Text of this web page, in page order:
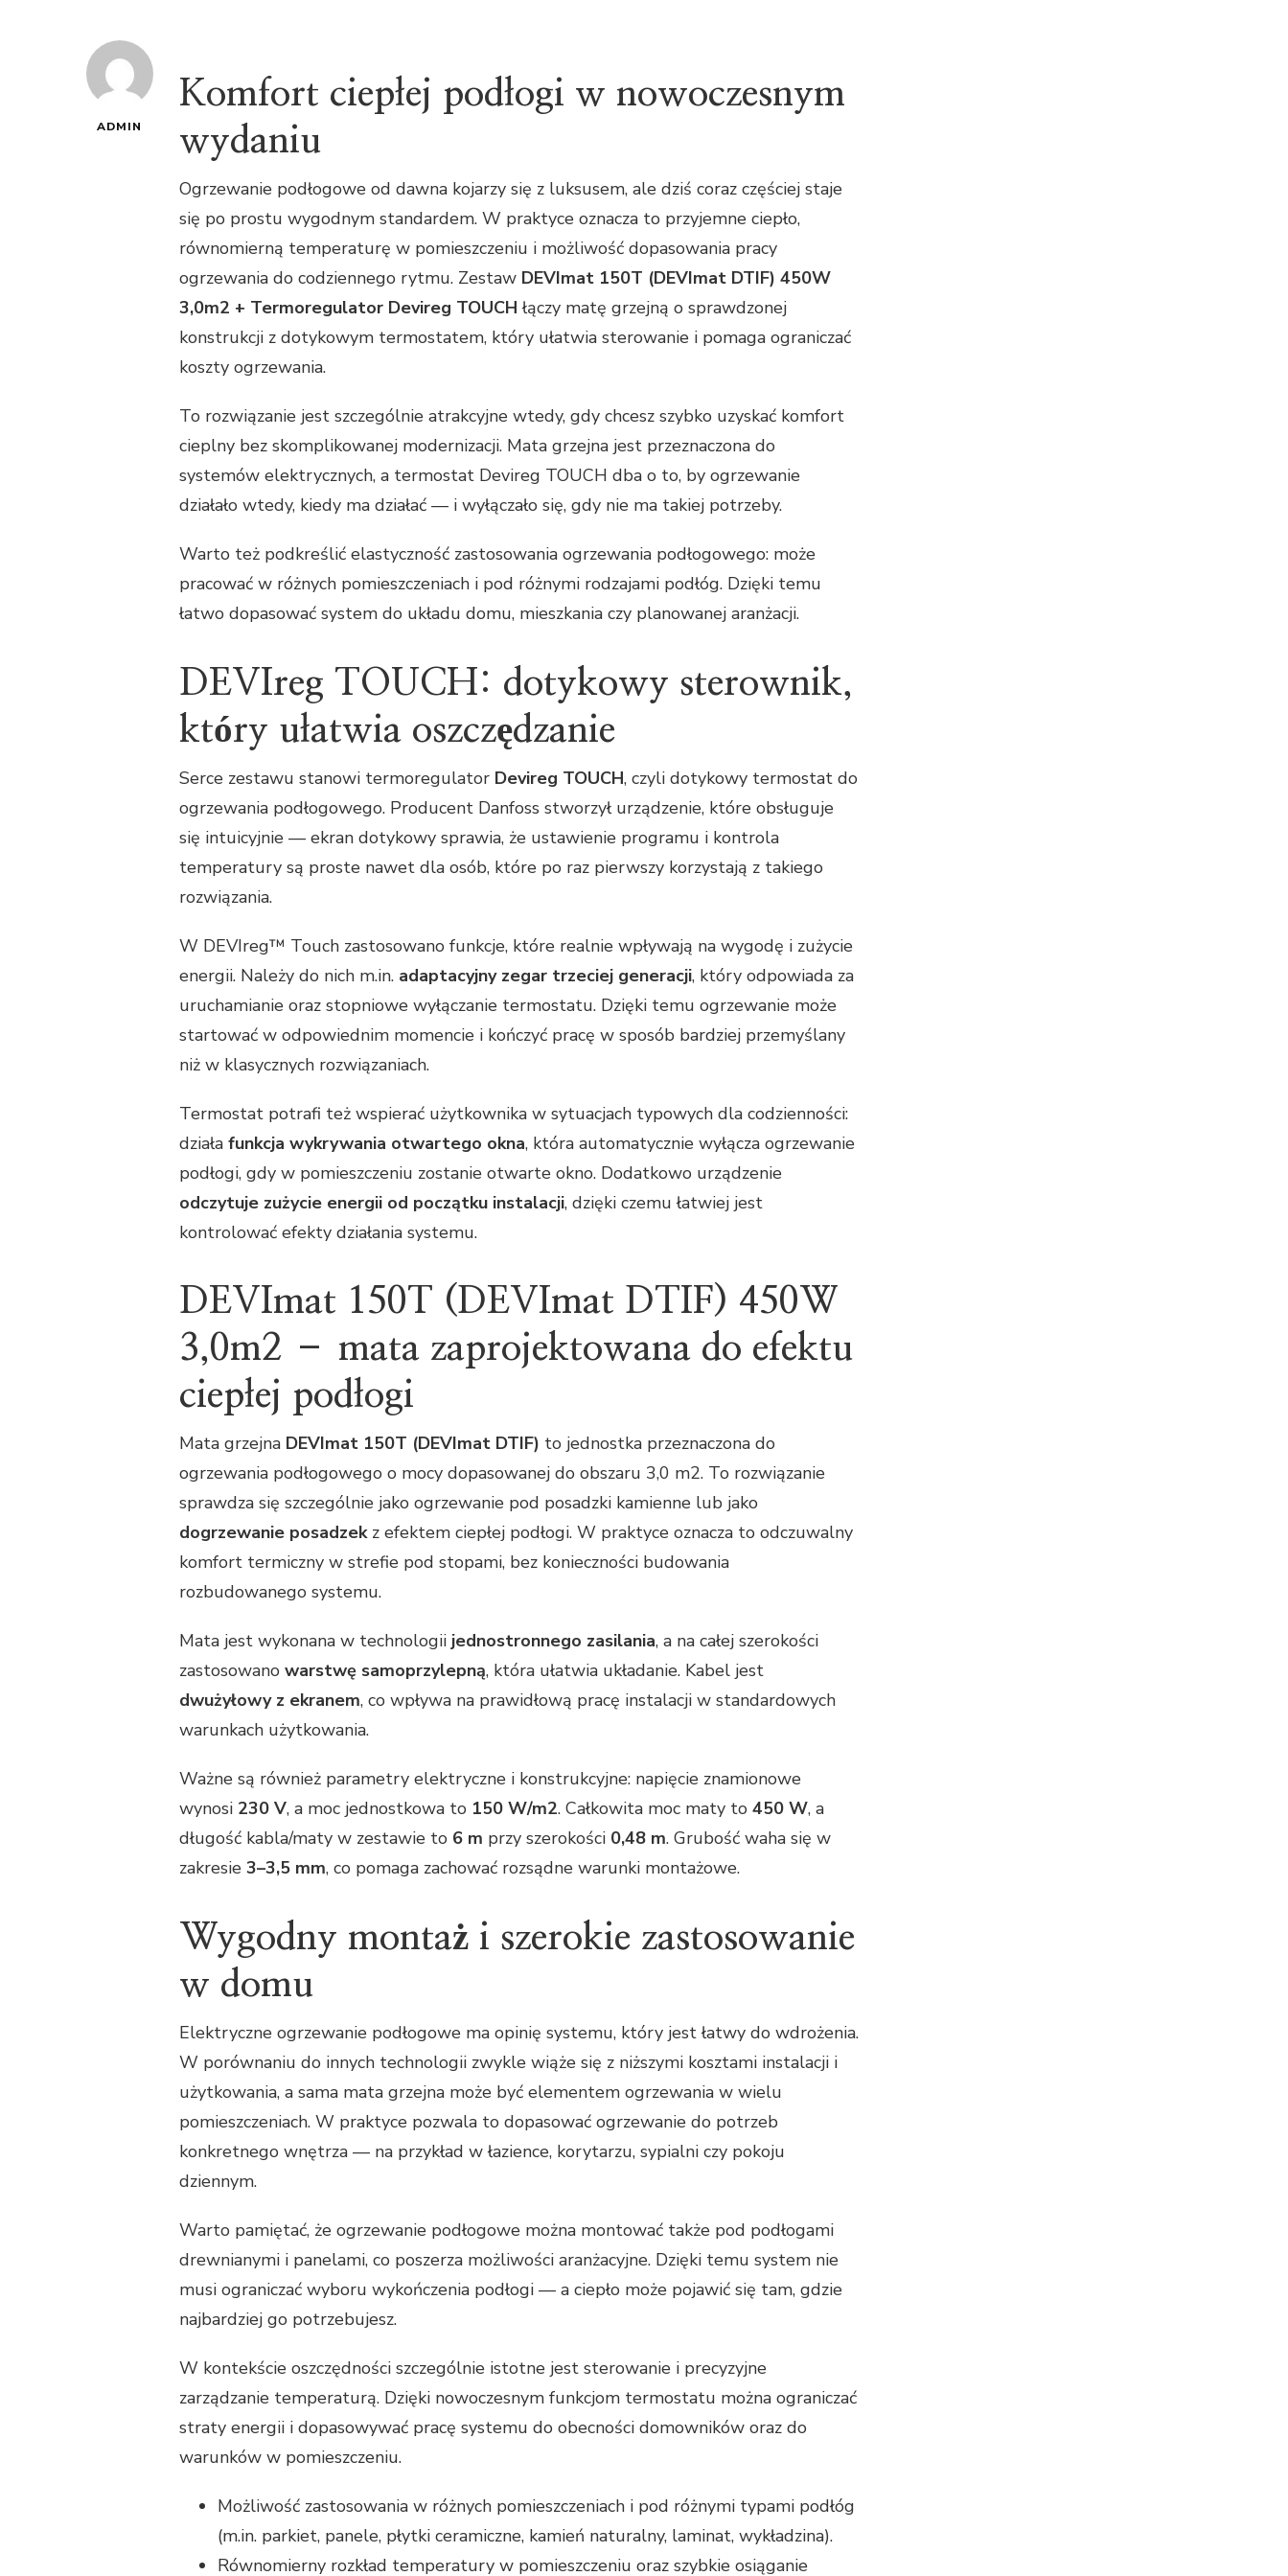
ADMIN
Komfort ciepłej podłogi w nowoczesnym
wydaniu
Ogrzewanie podłogowe od dawna kojarzy się z luksusem, ale dziś coraz częściej staje
się po prostu wygodnym standardem. W praktyce oznacza to przyjemne ciepło,
równomierną temperaturę w pomieszczeniu i możliwość dopasowania pracy
ogrzewania do codziennego rytmu. Zestaw DEVImat 150T (DEVImat DTIF) 450W
3,0m2 + Termoregulator Devireg TOUCH łączy matę grzejną o sprawdzonej
konstrukcji z dotykowym termostatem, który ułatwia sterowanie i pomaga ograniczać
koszty ogrzewania.
To rozwiązanie jest szczególnie atrakcyjne wtedy, gdy chcesz szybko uzyskać komfort
cieplny bez skomplikowanej modernizacji. Mata grzejna jest przeznaczona do
systemów elektrycznych, a termostat Devireg TOUCH dba o to, by ogrzewanie
działało wtedy, kiedy ma działać — i wyłączało się, gdy nie ma takiej potrzeby.
Warto też podkreślić elastyczność zastosowania ogrzewania podłogowego: może
pracować w różnych pomieszczeniach i pod różnymi rodzajami podłóg. Dzięki temu
łatwo dopasować system do układu domu, mieszkania czy planowanej aranżacji.
DEVIreg TOUCH: dotykowy sterownik,
który ułatwia oszczędzanie
Serce zestawu stanowi termoregulator Devireg TOUCH, czyli dotykowy termostat do
ogrzewania podłogowego. Producent Danfoss stworzył urządzenie, które obsługuje
się intuicyjnie — ekran dotykowy sprawia, że ustawienie programu i kontrola
temperatury są proste nawet dla osób, które po raz pierwszy korzystają z takiego
rozwiązania.
W DEVIreg™ Touch zastosowano funkcje, które realnie wpływają na wygodę i zużycie
energii. Należy do nich m.in. adaptacyjny zegar trzeciej generacji, który odpowiada za
uruchamianie oraz stopniowe wyłączanie termostatu. Dzięki temu ogrzewanie może
startować w odpowiednim momencie i kończyć pracę w sposób bardziej przemyślany
niż w klasycznych rozwiązaniach.
Termostat potrafi też wspierać użytkownika w sytuacjach typowych dla codzienności:
działa funkcja wykrywania otwartego okna, która automatycznie wyłącza ogrzewanie
podłogi, gdy w pomieszczeniu zostanie otwarte okno. Dodatkowo urządzenie
odczytuje zużycie energii od początku instalacji, dzięki czemu łatwiej jest
kontrolować efekty działania systemu.
DEVImat 150T (DEVImat DTIF) 450W
3,0m2 – mata zaprojektowana do efektu
ciepłej podłogi
Mata grzejna DEVImat 150T (DEVImat DTIF) to jednostka przeznaczona do
ogrzewania podłogowego o mocy dopasowanej do obszaru 3,0 m2. To rozwiązanie
sprawdza się szczególnie jako ogrzewanie pod posadzki kamienne lub jako
dogrzewanie posadzekz efektem ciepłej podłogi. W praktyce oznacza to odczuwalny
komfort termiczny w strefie pod stopami, bez konieczności budowania
rozbudowanego systemu.
Mata jest wykonana w technologii jednostronnego zasilania, a na całej szerokości
zastosowano warstwę samoprzylepną, która ułatwia układanie. Kabel jest
dwużyłowy z ekranem, co wpływa na prawidłową pracę instalacji w standardowych
warunkach użytkowania.
Ważne są również parametry elektryczne i konstrukcyjne: napięcie znamionowe
wynosi 230 V, a moc jednostkowa to 150 W/m2. Całkowita moc maty to 450 W, a
długość kabla/maty w zestawie to 6 m przy szerokości 0,48 m. Grubość waha się w
zakresie 3–3,5 mm, co pomaga zachować rozsądne warunki montażowe.
Wygodny montaż i szerokie zastosowanie
w domu
Elektryczne ogrzewanie podłogowe ma opinię systemu, który jest łatwy do wdrożenia.
W porównaniu do innych technologii zwykle wiąże się z niższymi kosztami instalacji i
użytkowania, a sama mata grzejna może być elementem ogrzewania w wielu
pomieszczeniach. W praktyce pozwala to dopasować ogrzewanie do potrzeb
konkretnego wnętrza — na przykład w łazience, korytarzu, sypialni czy pokoju
dziennym.
Warto pamiętać, że ogrzewanie podłogowe można montować także pod podłogami
drewnianymi i panelami, co poszerza możliwości aranżacyjne. Dzięki temu system nie
musi ograniczać wyboru wykończenia podłogi — a ciepło może pojawić się tam, gdzie
najbardziej go potrzebujesz.
W kontekście oszczędności szczególnie istotne jest sterowanie i precyzyjne
zarządzanie temperaturą. Dzięki nowoczesnym funkcjom termostatu można ograniczać
straty energii i dopasowywać pracę systemu do obecności domowników oraz do
warunków w pomieszczeniu.
Możliwość zastosowania w różnych pomieszczeniach i pod różnymi typami podłóg
(m.in. parkiet, panele, płytki ceramiczne, kamień naturalny, laminat, wykładzina).
Równomierny rozkład temperatury w pomieszczeniu oraz szybkie osiąganie